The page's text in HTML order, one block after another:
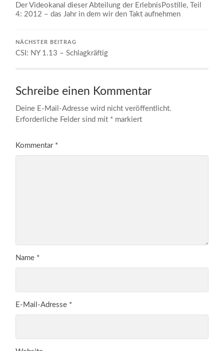
Der Videokanal dieser Abteilung der ErlebnisPostille, Teil
4: 2012 – das Jahr in dem wir den Takt aufnehmen
NÄCHSTER BEITRAG
CSI: NY 1.13 – Schlagkräftig
Schreibe einen Kommentar
Deine E-Mail-Adresse wird nicht veröffentlicht.
Erforderliche Felder sind mit * markiert
Kommentar *
Name *
E-Mail-Adresse *